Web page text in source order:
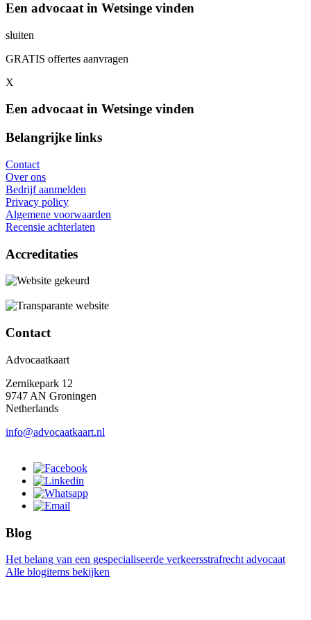
Een advocaat in Wetsinge vinden
sluiten
GRATIS offertes aanvragen
X
Een advocaat in Wetsinge vinden
Belangrijke links
Contact
Over ons
Bedrijf aanmelden
Privacy policy
Algemene voorwaarden
Recensie achterlaten
Accreditaties
Contact
Advocaatkaart
Zernikepark 12
9747 AN Groningen
Netherlands
info@advocaatkaart.nl
Blog
Het belang van een gespecialiseerde verkeersstrafrecht advocaat
Alle blogitems bekijken